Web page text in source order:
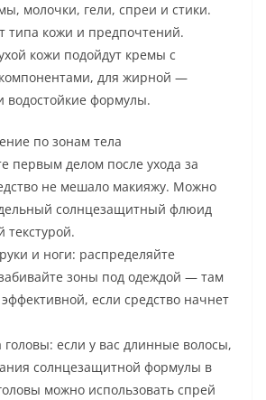
молочки, гели, спреи и стики.
типа кожи и предпочтений.
кожи подойдут кремы с
для жирной —
формулы.
по зонам тела
первым делом после ухода за
не мешало макияжу. Можно
солнцезащитный флюид
текстурой.
и ноги: распределяйте
зоны под одеждой — там
если средство начнет
если у вас длинные волосы,
солнцезащитной формулы в
можно использовать спрей